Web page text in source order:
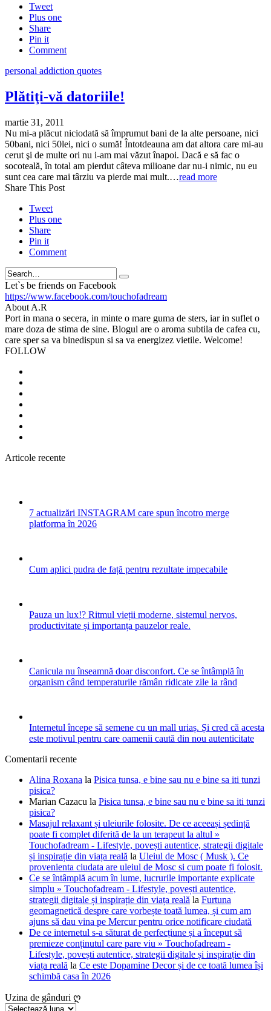
Tweet
Plus one
Share
Pin it
Comment
personal addiction quotes
Plătiţi-vă datoriile!
martie 31, 2011
Nu mi-a plăcut niciodată să împrumut bani de la alte persoane, nici
50bani, nici 50lei, nici o sumă! Întotdeauna am dat altora care mi-au
cerut şi de multe ori nu i-am mai văzut înapoi. Dacă e să fac o
socoteală, în total am pierdut câteva milioane dar nu-i nimic, nu eu
sunt cea care mai târziu va pierde mai mult.…read more
Share This Post
Tweet
Plus one
Share
Pin it
Comment
Search
Let`s be friends on Facebook
https://www.facebook.com/touchofadream
About A.R
Port in mana o secera, in minte o mare guma de sters, iar in suflet o
mare doza de stima de sine. Blogul are o aroma subtila de cafea cu,
care sper sa va binedispun si sa va energizez vietile. Welcome!
FOLLOW
Articole recente
7 actualizări INSTAGRAM care spun încotro merge
platforma în 2026
Cum aplici pudra de față pentru rezultate impecabile
Pauza un lux!? Ritmul vieții moderne, sistemul nervos,
productivitate și importanța pauzelor reale.
Canicula nu înseamnă doar disconfort. Ce se întâmplă în
organism când temperaturile rămân ridicate zile la rând
Internetul începe să semene cu un mall uriaș. Și cred că acesta
este motivul pentru care oamenii caută din nou autenticitate
Comentarii recente
Alina Roxana la Pisica tunsa, e bine sau nu e bine sa iti tunzi
pisica?
Marian Cazacu la Pisica tunsa, e bine sau nu e bine sa iti tunzi
pisica?
Masajul relaxant și uleiurile folosite. De ce aceeași ședință
poate fi complet diferită de la un terapeut la altul »
Touchofadream - Lifestyle, povești autentice, strategii digitale
și inspirație din viața reală la Uleiul de Mosc ( Musk ). Ce
provenienta ciudata are uleiul de Mosc si cum poate fi folosit.
Ce se întâmplă acum în lume, lucrurile importante explicate
simplu » Touchofadream - Lifestyle, povești autentice,
strategii digitale și inspirație din viața reală la Furtuna
geomagnetică despre care vorbește toată lumea, și cum am
ajuns să dau vina pe Mercur pentru orice notificare ciudată
De ce internetul s-a săturat de perfecțiune și a început să
premieze conținutul care pare viu » Touchofadream -
Lifestyle, povești autentice, strategii digitale și inspirație din
viața reală la Ce este Dopamine Decor și de ce toată lumea își
schimbă casa în 2026
Uzina de gânduri ღ
Uzina